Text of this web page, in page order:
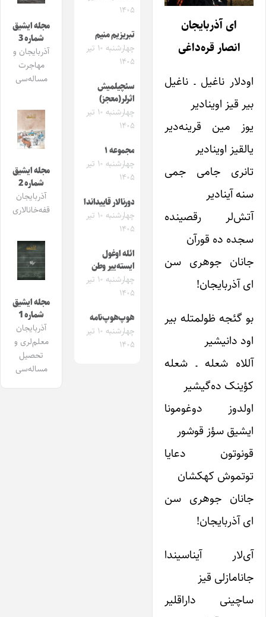
ای آذربایجان
انصار قره‌داغی
اودلار ناغیل ـ ناغیل
بیر قیز اوینادیر
یوز مین قرینه‌دیر
یالقیز اوینادیر
تانری جامی جمی
سنه آینادیر
آتش‌لر رقصینده
سجده ده قورآن
جانان جوهری سن
ای آذربایجان!
بو گئجه ظولمتله بیر
اود دانیشیر
آللاه شعله ـ شعله
کؤینک ده‌گیشیر
اولدوز دوغومونا
ایشیق سؤز قوشور
قونوتون دعایا
توتموش کهکشان
جانان جوهری سن
ای آذربایجان!
آی‌لار آیناسیندا
جانامازلی قیز
ساچینی داراقلیر
۱۴۰۵
تبریزیم منیم
چهارشنبه ۱۰ تیر
۱۴۰۵
سئچیلمیش
اثرلر(معجز)
چهارشنبه ۱۰ تیر
۱۴۰۵
مجموعه ۱
چهارشنبه ۱۰ تیر
۱۴۰۵
دورنالار قاییداندا
چهارشنبه ۱۰ تیر
۱۴۰۵
ائله اوغول
ایسته‌ییر وطن
چهارشنبه ۱۰ تیر
۱۴۰۵
هوپ‌هوپ‌نامه
چهارشنبه ۱۰ تیر
۱۴۰۵
مجله ایشیق
شماره 3
آذربایجان و
مهاجرت
مساله‌سی
مجله ایشیق
شماره 2
آذربایجان
قفه‌خانالاری
مجله ایشیق
شماره 1
آذربایجان
معلم‌لری و
تحصیل
مساله‌سی